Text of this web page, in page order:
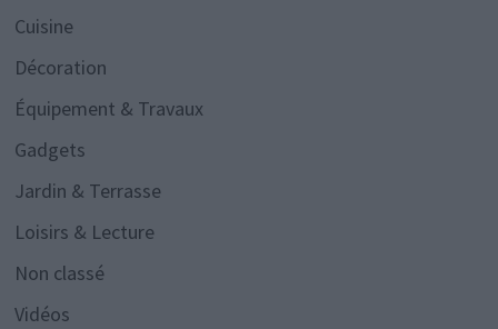
Cuisine
Décoration
Équipement & Travaux
Gadgets
Jardin & Terrasse
Loisirs & Lecture
Non classé
Vidéos